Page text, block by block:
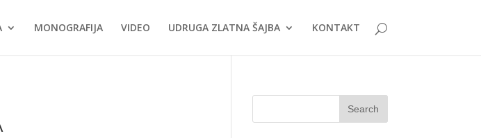
MONOGRAFIJA VIDEO UDRUGA ZLATNA ŠAJBA KONTAKT